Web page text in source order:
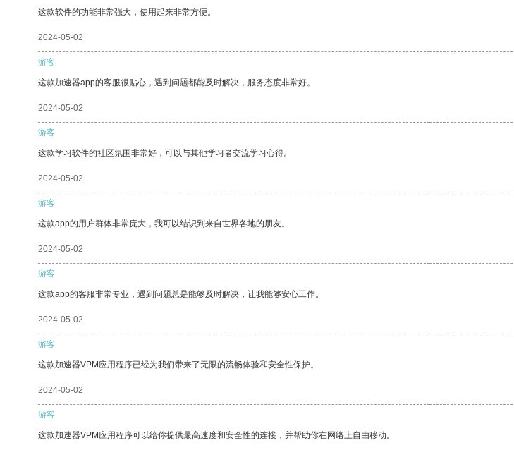
这款软件的功能非常强大，使用起来非常方便。
2024-05-02
游客
这款加速器app的客服很贴心，遇到问题都能及时解决，服务态度非常好。
2024-05-02
游客
这款学习软件的社区氛围非常好，可以与其他学习者交流学习心得。
2024-05-02
游客
这款app的用户群体非常庞大，我可以结识到来自世界各地的朋友。
2024-05-02
游客
这款app的客服非常专业，遇到问题总是能够及时解决，让我能够安心工作。
2024-05-02
游客
这款加速器VPM应用程序已经为我们带来了无限的流畅体验和安全性保护。
2024-05-02
游客
这款加速器VPM应用程序可以给你提供最高速度和安全性的连接，并帮助你在网络上自由移动。